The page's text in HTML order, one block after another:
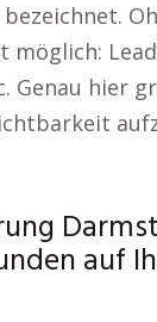
bezeichnet.
möglich:
Genau hier
auf